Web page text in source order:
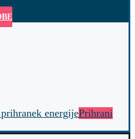
energijePrihrani